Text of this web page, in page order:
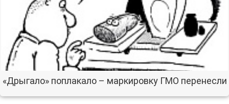
«Дрыгало» поплакало – маркировку ГМО перенесли